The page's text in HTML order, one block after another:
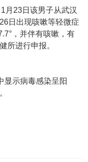
23日该男子从武汉
日出现咳嗽等轻微症
，并伴有咳嗽，有
所进行申报。
示病毒感染呈阳